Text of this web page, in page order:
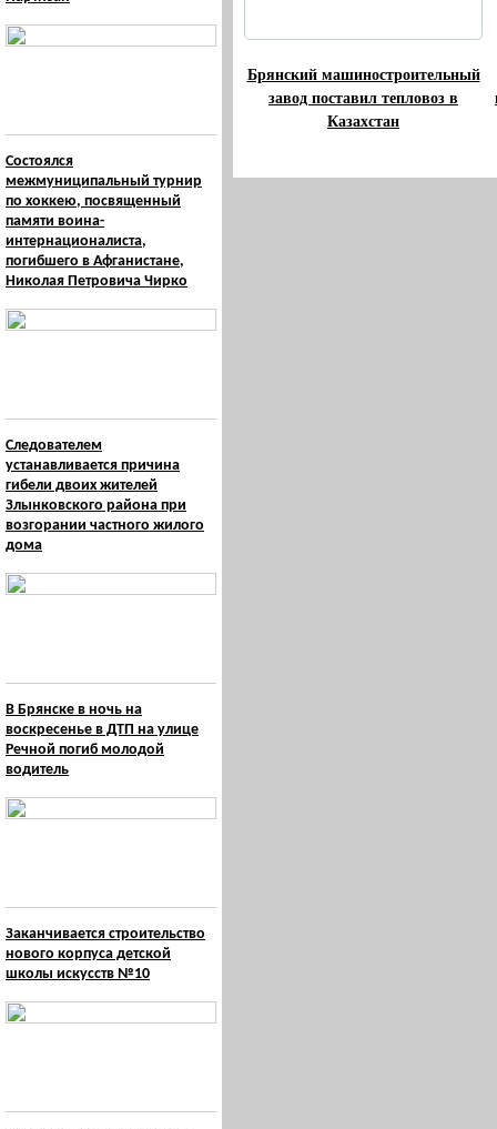
Состоялся
межмуниципальный турнир
по хоккею, посвященный
памяти воина-
интернационалиста,
погибшего в Афганистане,
Николая Петровича Чирко
Следователем
устанавливается причина
гибели двоих жителей
Злынковского района при
возгорании частного жилого
дома
В Брянске в ночь на
воскресенье в ДТП на улице
Речной погиб молодой
водитель
Заканчивается строительство
нового корпуса детской
школы искусств №10
Брянский машиностроительный
завод поставил тепловоз в
Казахстан